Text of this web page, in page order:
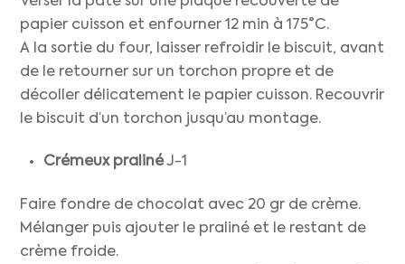
papier cuisson et enfourner 12 min à 175°C.
A la sortie du four, laisser refroidir le biscuit, avant
de le retourner sur un torchon propre et de
décoller délicatement le papier cuisson. Recouvrir
le biscuit d’un torchon jusqu’au montage.
Crémeux pralinéJ-1
Faire fondre de chocolat avec 20 gr de crème.
Mélanger puis ajouter le praliné et le restant de
crème froide.